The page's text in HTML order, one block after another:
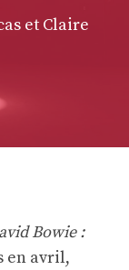
et Claire
Bowie :
en avril,